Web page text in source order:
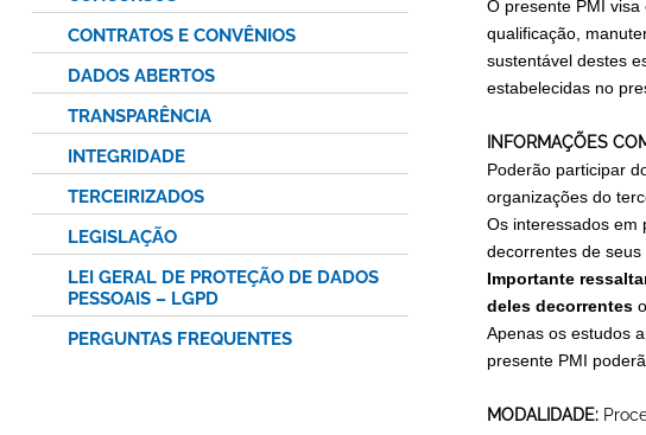
O presente PMI
qualificação,
sustentável destes
estabelecidas no
INFORMAÇÕES
Poderão participar
organizações do
Os interessados em
decorrentes de seus
Importante
deles decorrentes
Apenas os estudos
presente PMI
MODALIDADE:
CONTRATOS E CONVÊNIOS
DADOS ABERTOS
TRANSPARÊNCIA
INTEGRIDADE
TERCEIRIZADOS
LEGISLAÇÃO
LEI GERAL DE PROTEÇÃO DE DADOS
PESSOAIS – LGPD
PERGUNTAS FREQUENTES